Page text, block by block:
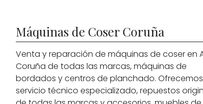
Máquinas de Coser Coruña
Venta y reparación de máquinas de coser en
Coruña de todas las marcas, máquinas de
bordados y centros de planchado. Ofrecemos
servicio técnico especializado, repuestos